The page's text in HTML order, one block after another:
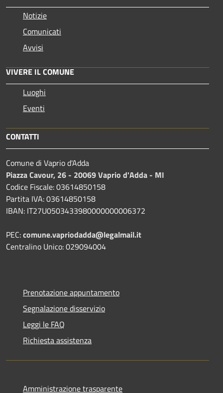
Notizie
Comunicati
Avvisi
VIVERE IL COMUNE
Luoghi
Eventi
CONTATTI
Comune di Vaprio d'Adda
Piazza Cavour, 26 - 20069 Vaprio d'Adda - MI
Codice Fiscale: 03614850158
Partita IVA: 03614850158
IBAN: IT27U0503433980000000006372
PEC:comune.vapriodadda@legalmail.it
Centralino Unico: 029094004
Prenotazione appuntamento
Segnalazione disservizio
Leggi le FAQ
Richiesta assistenza
Amministrazione trasparente